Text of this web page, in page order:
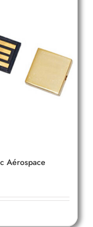
Aérospace